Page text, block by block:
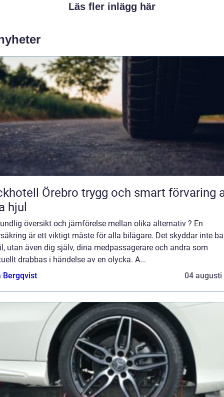
Läs fler inlägg här
Örebro trygg och smart förvaring av
hjul
översikt och jämförelse mellan olika alternativ ? En
är ett viktigt måste för alla bilägare. Det skyddar inte
utan även dig själv, dina medpassagerare och andra som
drabbas i händelse av en olycka. A...
Bergqvist
04 augusti